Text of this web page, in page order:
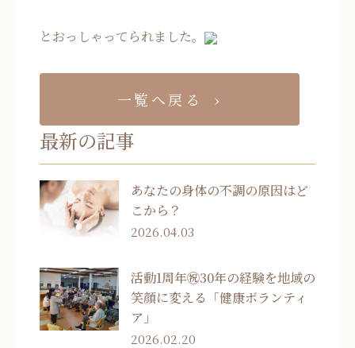
とおっしゃってられました。
一覧へ戻る
最新の記事
あなたの身体の不調の原因はど
こから？
2026.04.03
活動1周年㊗30年の経験を地域の
笑顔に変える「健康ボランティ
ア」
2026.02.20